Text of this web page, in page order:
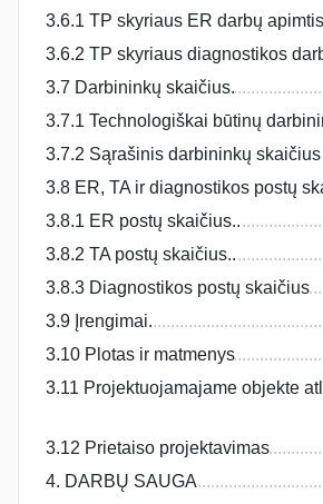
3.6.1 TP skyriaus ER darbų
3.6.2 TP skyriaus diagnostikos
3.7 Darbininkų skaičius.
3.7.1 Technologiškai būtinų
3.7.2 Sąrašinis darbininkų skaičius
3.8 ER, TA ir diagnostikos postų
3.8.1 ER postų skaičius..
3.8.2 TA postų skaičius..
3.8.3 Diagnostikos postų skaičius
3.9 Įrengimai.
3.10 Plotas ir matmenys
3.11 Projektuojamajame objekte
3.12 Prietaiso projektavimas
4. DARBŲ SAUGA